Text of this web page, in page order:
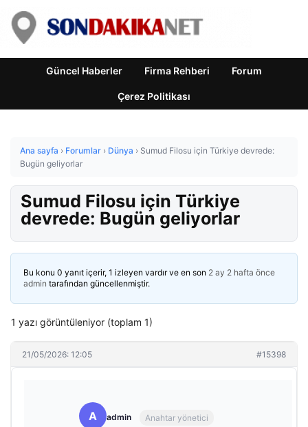
Güncel Haberler Firma Rehberi Forum
Çerez Politikası
Ana sayfa › Forumlar › Dünya › Sumud Filosu için Türkiye devrede:
Bugün geliyorlar
Sumud Filosu için Türkiye
devrede: Bugün geliyorlar
Bu konu 0 yanıt içerir, 1 izleyen vardır ve en son 2 ay 2 hafta önce
admin tarafından güncellenmiştir.
1 yazı görüntüleniyor (toplam 1)
21/05/2026: 12:05 #15398
A admin Anahtar yönetici